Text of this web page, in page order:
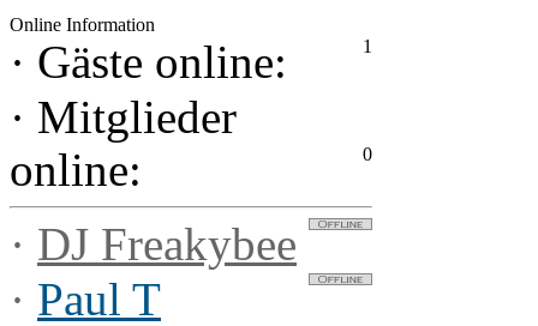
Online Information
· Gäste online: 1
· Mitglieder
online:
0
· DJ Freakybee
· Paul T